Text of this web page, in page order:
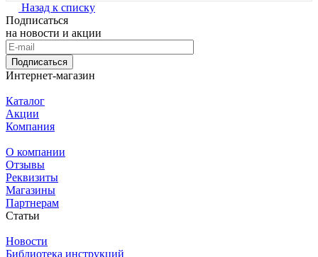
Назад к списку
Подписаться
на новости и акции
Подписаться
Интернет-магазин
Каталог
Акции
Компания
О компании
Отзывы
Реквизиты
Магазины
Партнерам
Статьи
Новости
Библиотека инструкций